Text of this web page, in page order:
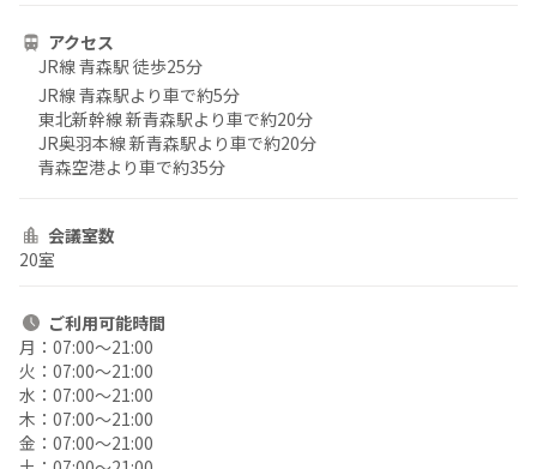
アクセス
JR線 青森駅 徒歩25分
JR線 青森駅より車で約5分
東北新幹線 新青森駅より車で約20分
JR奥羽本線 新青森駅より車で約20分
青森空港より車で約35分
会議室数
20室
ご利用可能時間
月： 07:00〜21:00
火： 07:00〜21:00
水： 07:00〜21:00
木： 07:00〜21:00
金： 07:00〜21:00